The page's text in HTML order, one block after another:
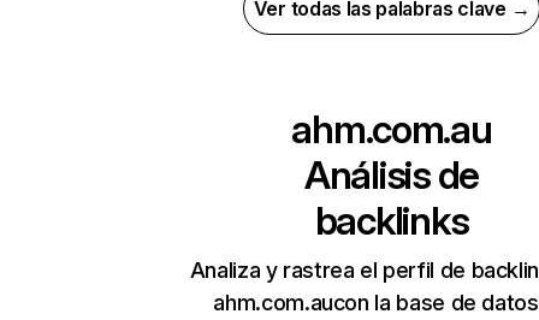
Ver todas las palabras clave →
ahm.com.au
Análisis de
backlinks
Analiza y rastrea el perfil de
ahm.com.aucon la base de